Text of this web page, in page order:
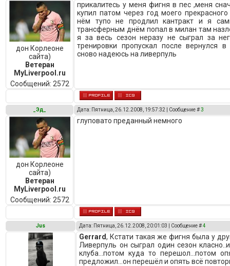
дон Корлеоне
сайта)
Ветеран
MyLiverpool.ru
Сообщений: 2572
прикалитесь у меня фигня в пес ,меня
купил патом через год моего
нём тупо не продлил кантракт и я
трансферным днём попал в милан там
я за весь сезон неразу не сыграл за
тренировки пропускал после вернулся
сново надеюсь на ливерпуль
_Эд_ Дата: Пятница, 26.12.2008, 19:57:32 | Сообщение #3
дон Корлеоне
сайта)
Ветеран
MyLiverpool.ru
Сообщений: 2572
глуповато преданный немного
Jus Дата: Пятница, 26.12.2008, 20:01:03 | Сообщение #4
Gerrard, Кстати такая же фигня была у
Ливерпуль он сыграл один сезон
клуба...потом куда то перешол...потом
предложил...он перешёл и опять всё